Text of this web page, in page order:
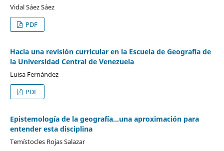
Vidal Sáez Sáez
PDF
Hacia una revisión curricular en la Escuela de Geografía de
la Universidad Central de Venezuela
Luisa Fernández
PDF
Epistemología de la geografía...una aproximación para
entender esta disciplina
Temístocles Rojas Salazar